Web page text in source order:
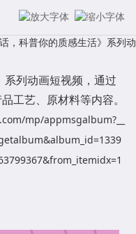
，科普你的质感生活》系列动
系列动画短视频，通过
工艺、原材料等内容。
mp/appmsgalbum?__